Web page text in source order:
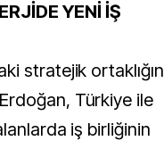
YENİ İŞ
stratejik ortaklığın
Türkiye ile
iş birliğinin